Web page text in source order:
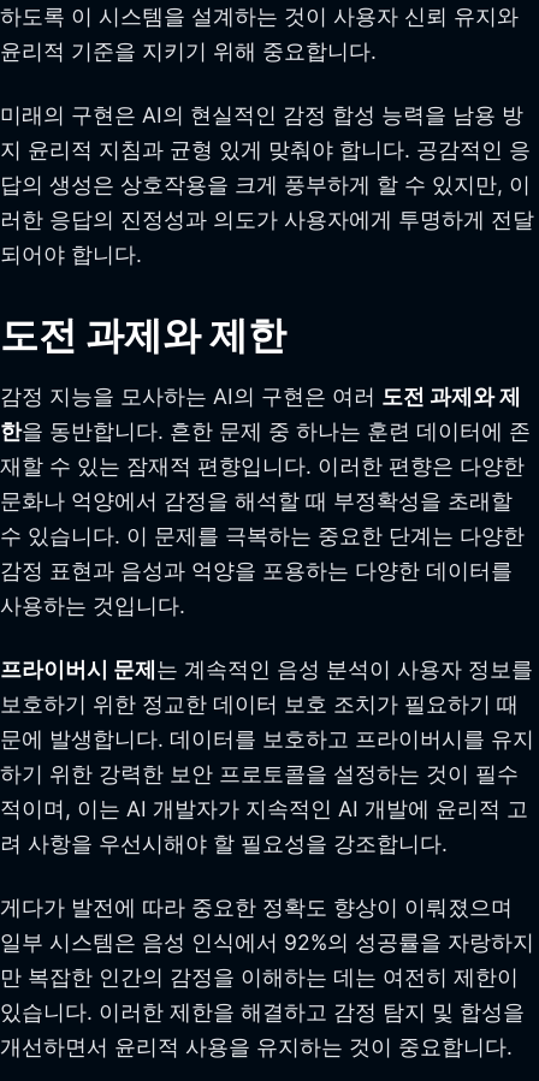
하도록 이 시스템을 설계하는 것이 사용자 신뢰 유지와
윤리적 기준을 지키기 위해 중요합니다.
미래의 구현은 AI의 현실적인 감정 합성 능력을 남용 방
지 윤리적 지침과 균형 있게 맞춰야 합니다. 공감적인 응
답의 생성은 상호작용을 크게 풍부하게 할 수 있지만, 이
러한 응답의 진정성과 의도가 사용자에게 투명하게 전달
되어야 합니다.
도전 과제와 제한
감정 지능을 모사하는 AI의 구현은 여러 도전 과제와 제
한을 동반합니다. 흔한 문제 중 하나는 훈련 데이터에 존
재할 수 있는 잠재적 편향입니다. 이러한 편향은 다양한
문화나 억양에서 감정을 해석할 때 부정확성을 초래할
수 있습니다. 이 문제를 극복하는 중요한 단계는 다양한
감정 표현과 음성과 억양을 포용하는 다양한 데이터를
사용하는 것입니다.
프라이버시 문제 는 계속적인 음성 분석이 사용자 정보를
보호하기 위한 정교한 데이터 보호 조치가 필요하기 때
문에 발생합니다. 데이터를 보호하고 프라이버시를 유지
하기 위한 강력한 보안 프로토콜을 설정하는 것이 필수
적이며, 이는 AI 개발자가 지속적인 AI 개발에 윤리적 고
려 사항을 우선시해야 할 필요성을 강조합니다.
게다가 발전에 따라 중요한 정확도 향상이 이뤄졌으며
일부 시스템은 음성 인식에서 92%의 성공률을 자랑하지
만 복잡한 인간의 감정을 이해하는 데는 여전히 제한이
있습니다. 이러한 제한을 해결하고 감정 탐지 및 합성을
개선하면서 윤리적 사용을 유지하는 것이 중요합니다.